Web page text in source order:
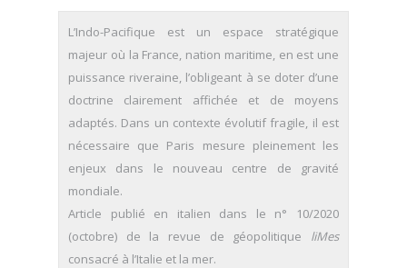
L’Indo-Pacifique est un espace stratégique
majeur où la France, nation maritime, en est une
puissance riveraine, l’obligeant à se doter d’une
doctrine clairement affichée et de moyens
adaptés. Dans un contexte évolutif fragile, il est
nécessaire que Paris mesure pleinement les
enjeux dans le nouveau centre de gravité
mondiale.
Article publié en italien dans le n° 10/2020
(octobre) de la revue de géopolitique liMes
consacré à l’Italie et la mer.